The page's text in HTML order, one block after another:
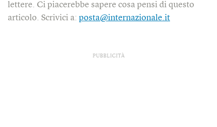
lettere. Ci piacerebbe sapere cosa pensi di questo
articolo. Scrivici a: posta@internazionale.it
PUBBLICITÀ